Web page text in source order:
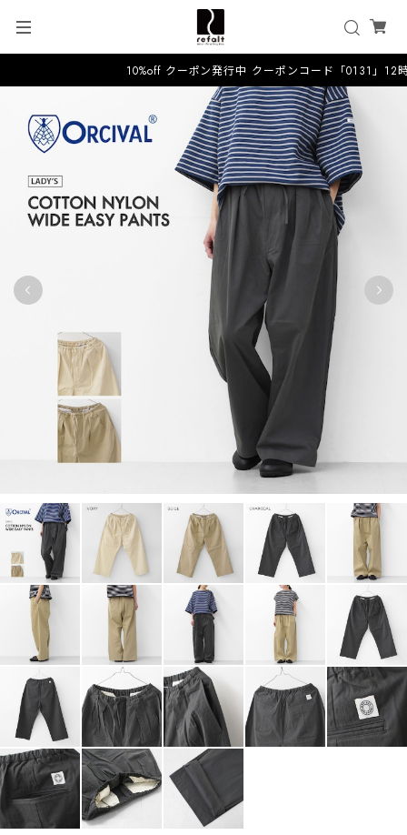
10%off クーポン発行中 クーポンコード「0131」12